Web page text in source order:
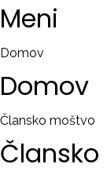
Meni
Domov
Domov
Člansko moštvo
Člansko